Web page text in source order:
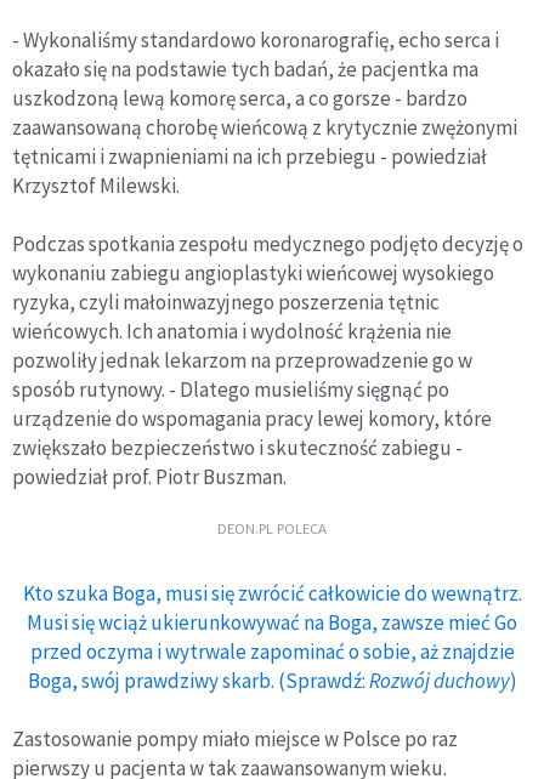
- Wykonaliśmy standardowo koronarografię, echo serca i
okazało się na podstawie tych badań, że pacjentka ma
uszkodzoną lewą komorę serca, a co gorsze - bardzo
zaawansowaną chorobę wieńcową z krytycznie zwężonymi
tętnicami i zwapnieniami na ich przebiegu - powiedział
Krzysztof Milewski.
Podczas spotkania zespołu medycznego podjęto decyzję o
wykonaniu zabiegu angioplastyki wieńcowej wysokiego
ryzyka, czyli małoinwazyjnego poszerzenia tętnic
wieńcowych. Ich anatomia i wydolność krążenia nie
pozwoliły jednak lekarzom na przeprowadzenie go w
sposób rutynowy. - Dlatego musieliśmy sięgnąć po
urządzenie do wspomagania pracy lewej komory, które
zwiększało bezpieczeństwo i skuteczność zabiegu -
powiedział prof. Piotr Buszman.
DEON.PL POLECA
Kto szuka Boga, musi się zwrócić całkowicie do wewnątrz.
Musi się wciąż ukierunkowywać na Boga, zawsze mieć Go
przed oczyma i wytrwale zapominać o sobie, aż znajdzie
Boga, swój prawdziwy skarb. (Sprawdź:Rozwój duchowy)
Zastosowanie pompy miało miejsce w Polsce po raz
pierwszy u pacjenta w tak zaawansowanym wieku.